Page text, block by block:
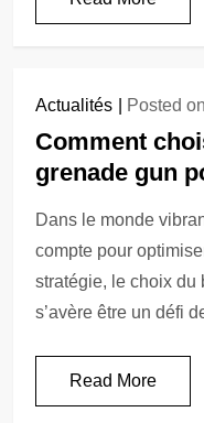
Actualités Posted
Comment
grenade gun
Dans le monde
compte pour
stratégie, le choix du
s’avère être un défi
Read More